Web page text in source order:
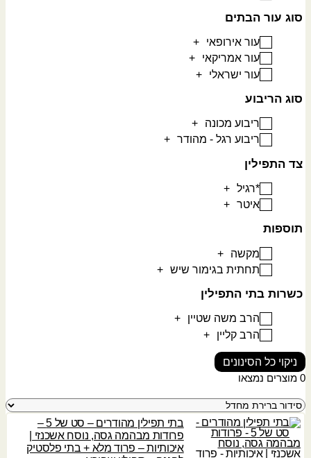
סוג עור הבתים
עור אירופאי
+
עור אמריקאי
+
עור ישראלי
+
סוג הריבוע
ריבוע מכונה
+
ריבוע רגל - מהודר
+
צד התפילין
*רגיל
+
איטר
+
תוספות
מקשה
+
תחתית בגימור שיש
+
כשרות בתי התפילין
הרב משה שטיין
+
הרב קליין
+
ניקוי כל הסינונים
0מוצרים נמצאו
בתי תפילין מהודרים – סט של 5 –
פרודות מבהמה גסה, נוסח אשכנזי |
איכותיות – פרוד מלא + בתי פלסטיק